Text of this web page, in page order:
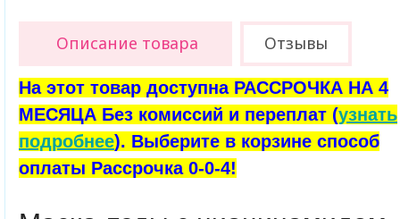
Описание товара Отзывы
На этот товар доступна РАССРОЧКА НА 4
МЕСЯЦА Без комиссий и переплат (узнать
подробнее). Выберите в корзине способ
оплаты Рассрочка 0-0-4!